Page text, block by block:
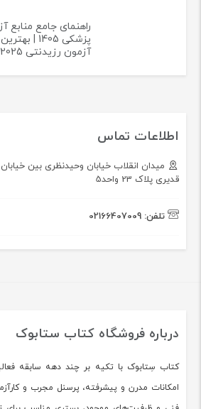
راهنمای جامع منابع
پزشکی 1405
آزمون رزیدنتی 2025
اطلاعات تماس
میدان انقلاب خیابان وحیدنظری بین
قدیری پلاک 23 واحد5
تلفن: 02166407009
درباره فروشگاه کتاب ستابوک
کتاب سِتابوک با تکیه بر چند دهه سابقه
امکانات مدرن و پیشرفته، پرسنل مجرب و